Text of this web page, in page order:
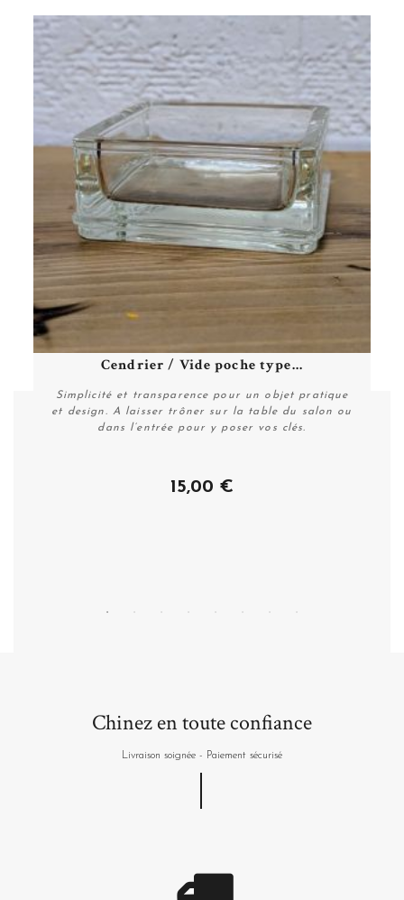
Cendrier / Vide poche type...
Simplicité et transparence pour un objet pratique
et design. A laisser trôner sur la table du salon ou
dans l’entrée pour y poser vos clés.
15,00 €
Chinez en toute confiance
Livraison soignée - Paiement sécurisé